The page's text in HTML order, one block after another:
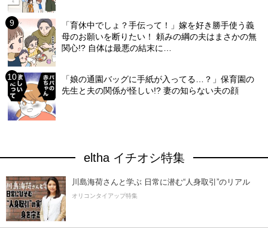
「育休中でしょ？手伝って！」嫁を好き勝手使う義
母のお願いを断りたい！ 頼みの綱の夫はまさかの無
関心!? 自体は最悪の結末に…
「娘の通園バッグに手紙が入ってる…？」保育園の
先生と夫の関係が怪しい!? 妻の知らない夫の顔
eltha イチオシ特集
川島海荷さんと学ぶ 日常に潜む“人身取引”のリアル
オリコンタイアップ特集